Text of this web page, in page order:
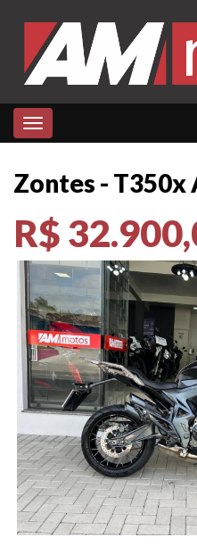
Toggle navigation
Zontes - T350x
R$